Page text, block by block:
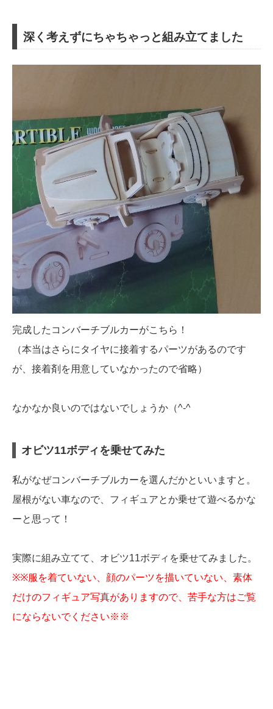
深く考えずにちゃちゃっと組み立てました
完成したコンバーチブルカーがこちら！
（本当はさらにタイヤに接着するパーツがあるのです
が、接着剤を用意していなかったので省略）
なかなか良いのではないでしょうか（^-^
オビツ11ボディを乗せてみた
私がなぜコンバーチブルカーを選んだかといいますと。
屋根がない車なので、フィギュアとか乗せて遊べるかな
ーと思って！
実際に組み立てて、オビツ11ボディを乗せてみました。
※※服を着ていない、顔のパーツを描いていない、素体
だけのフィギュア写真がありますので、苦手な方はご覧
にならないでください※※